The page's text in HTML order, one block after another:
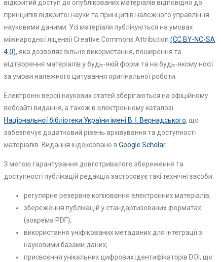
відкритий доступ до опублікованих матеріалів відповідно до
принципів відкритої науки та принципів належного управління
науковими даними. Усі матеріали публікуються на умовах
міжнародної ліцензії Creative Commons Attribution (CC BY-NC-SA
4.0), яка дозволяє вільне використання, поширення та
відтворення матеріалів у будь-якій формі та на будь-якому носії
за умови належного цитування оригінальної роботи.
Електронні версії наукових статей зберігаються на офіційному
вебсайті видання, а також в електронному каталозі
Національної бібліотеки України імені В. І. Вернадського, що
забезпечує додатковий рівень архівування та доступності
матеріалів. Видання індексовано в Google Scholar.
З метою гарантування довготривалого збереження та
доступності публікацій редакція застосовує такі технічні засоби:
регулярне резервне копіювання електронних матеріалів;
збереження публікацій у стандартизованих форматах
(зокрема PDF);
використання уніфікованих метаданих для інтеграції з
науковими базами даних;
присвоєння унікальних цифрових ідентифікаторів DOI, що